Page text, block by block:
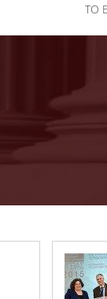
ΤΟ